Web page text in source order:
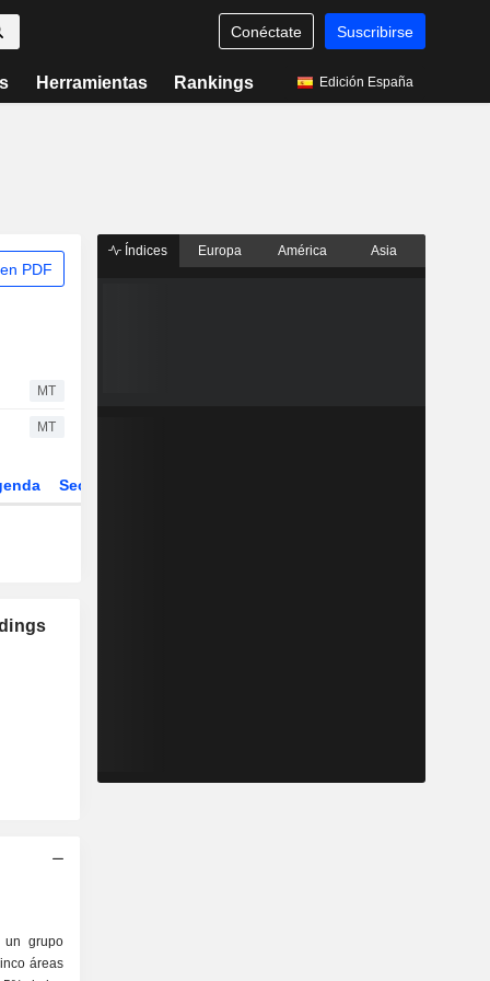
Conéctate Suscribirse
Herramientas Rankings Edición España
PDF
MT
MT
Sector
un grupo
áreas
Índices Europa América Asia